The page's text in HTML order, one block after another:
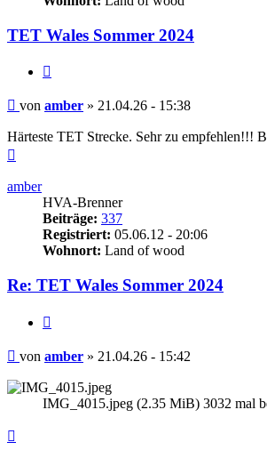
TET Wales Sommer 2024
Beitrag
von amber » 21.04.26 - 15:38
Härteste TET Strecke. Sehr zu empfehlen!!!
amber
HVA-Brenner
Beiträge: 337
Registriert: 05.06.12 - 20:06
Wohnort: Land of wood
Re: TET Wales Sommer 2024
Beitrag
von amber » 21.04.26 - 15:42
IMG_4015.jpeg (2.35 MiB) 3032 mal